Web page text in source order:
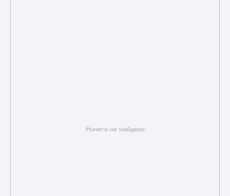
Ничего не найдено